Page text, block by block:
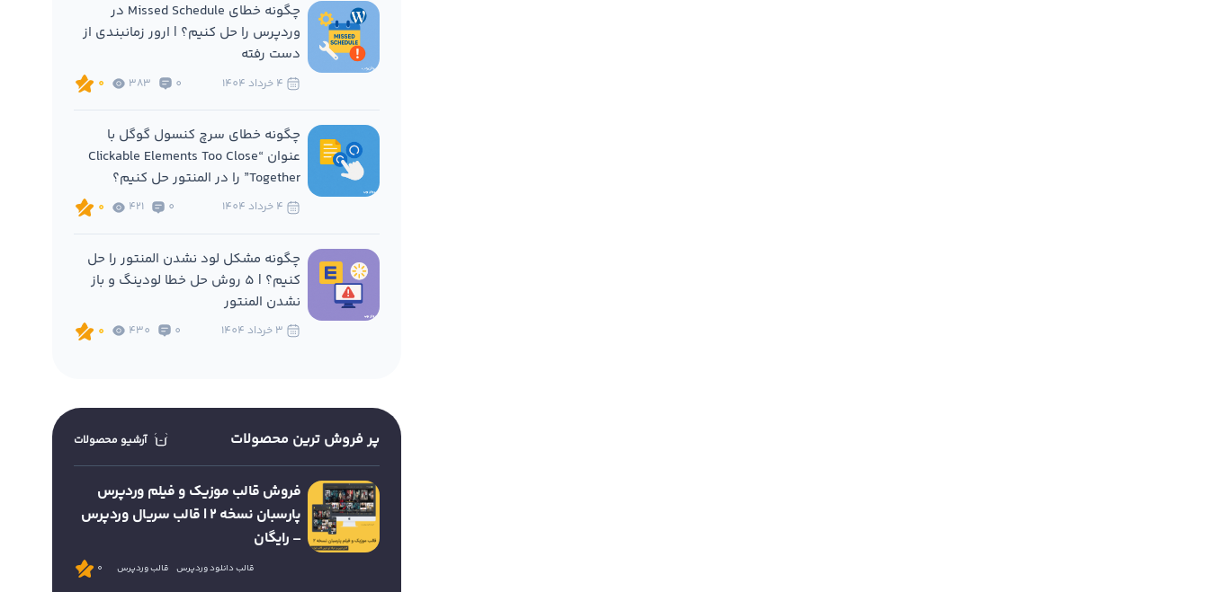
چگونه خطای Missed Schedule در
وردپرس را حل کنیم؟ | ارور زمانبندی از
دست رفته
0
383
0
چگونه خطای سرچ کنسول گوگل با
عنوان “Clickable Elements Too Close
Together” را در المنتور حل کنیم؟
0
421
0
چگونه مشکل لود نشدن المنتور را حل
کنیم؟ | 5 روش حل خطا لودینگ و باز
نشدن المنتور
0
430
0
پر فروش ترین محصولات آرشیو محصولات
فروش قالب موزیک و فیلم وردپرس
پارسبان نسخه 2 | قالب سریال وردپرس
– رایگان
قالب دانلود وردپرس قالب وردپرس 0